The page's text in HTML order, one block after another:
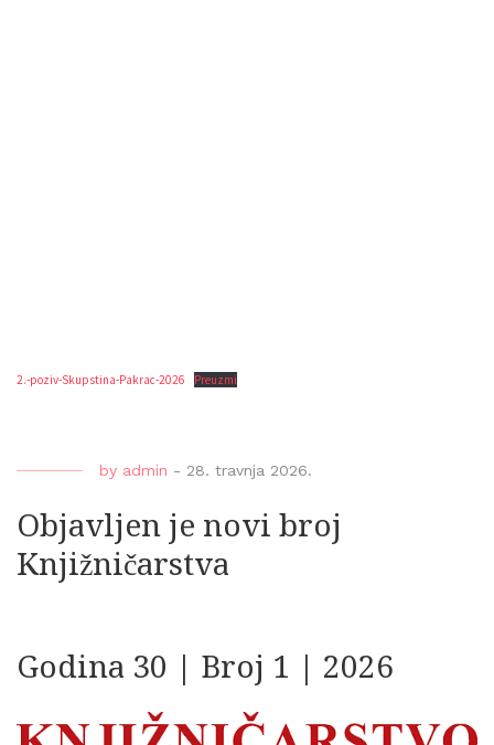
2.-poziv-Skupstina-Pakrac-2026 Preuzmi
by admin - 28. travnja 2026.
Objavljen je novi broj
Knjižničarstva
Godina 30 | Broj 1 | 2026